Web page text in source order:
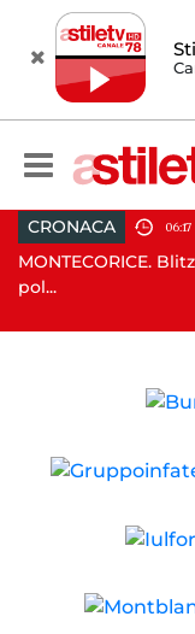
CRONACA 06:17
MONTECORICE.
pol...